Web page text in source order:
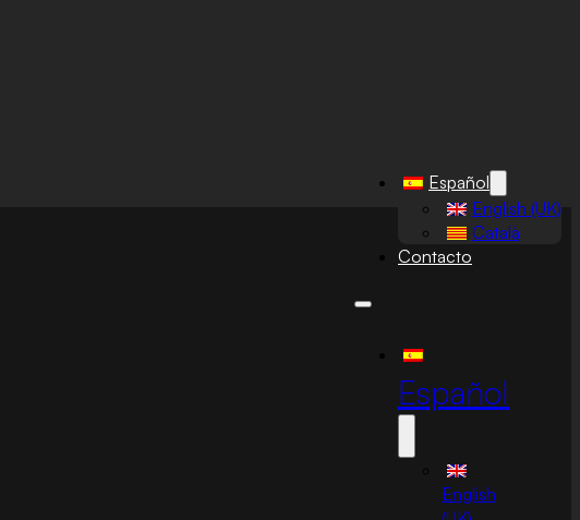
Español
English (UK)
Català
Contacto
Español
English